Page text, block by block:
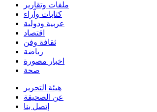
ملفات وتقارير
كتابات وآراء
عربية ودولية
اقتصاد
ثقافة وفن
رياضة
اخبار مصورة
صحة
هيئة التحرير
عن الصحيفة
إتصل بنا